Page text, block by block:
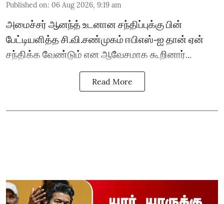
Published on: 06 Aug 2026, 9:19 am
அமைச்சர் ஆனந்த் உடனான சந்திப்புக்கு பின்
பேட்டியளித்த சி.வி.சண்முகம் ஈபிஎஸ்-ஐ தான் ஏன்
சந்திக்க வேண்டும் என ஆவேசமாக கூறினார்...
Read More